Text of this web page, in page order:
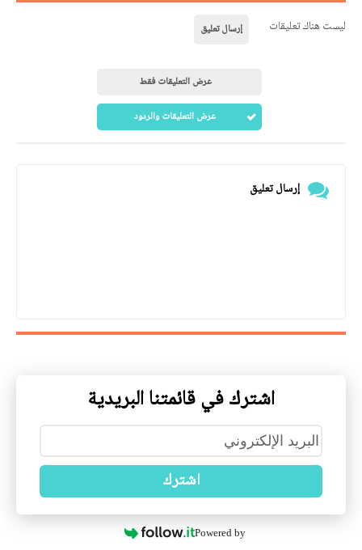
ليست هناك تعليقات إرسال تعليق
عرض التعليقات فقط
عرض التعليقات والردود
إرسال تعليق
اشترك في قائمتنا البريدية
اشترك
Powered by